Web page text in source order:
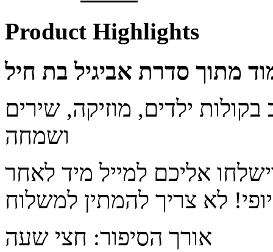
Product Highlights
מתוך סדרת אביגיל בת חיל
ילדים, מוזיקה, שירים
ושמחה
אליכם למייל מיד לאחר
אורך הסיפור: חצי שעה